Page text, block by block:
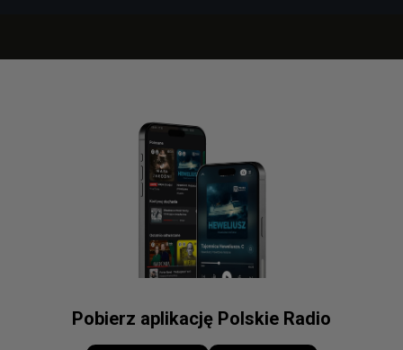
Pobierz aplikację Polskie Radio